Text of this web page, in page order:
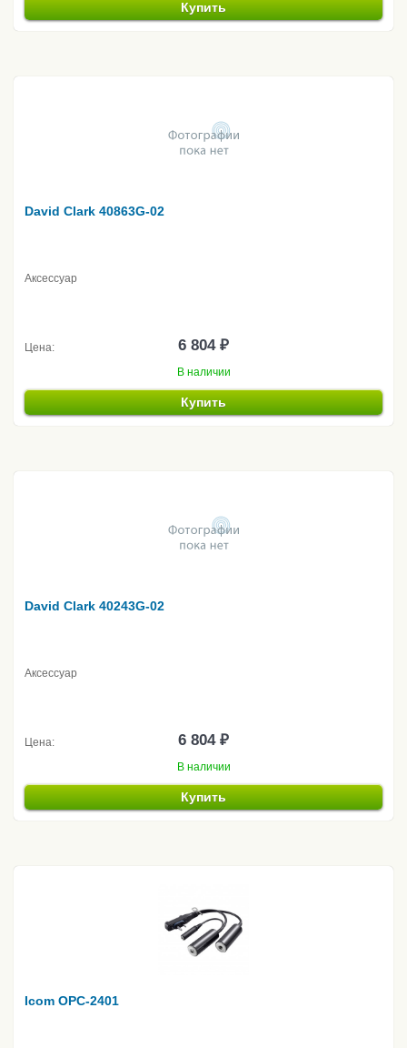
Купить
David Clark 40863G-02
Аксессуар
Цена: 6 804 ₽
В наличии
Купить
David Clark 40243G-02
Аксессуар
Цена: 6 804 ₽
В наличии
Купить
Icom OPC-2401